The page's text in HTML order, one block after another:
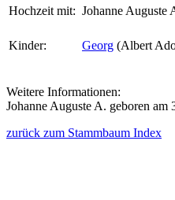
Hochzeit mit: Johanne Auguste
Kinder: Georg (Albert
Weitere Informationen:
Johanne Auguste A. geboren am
zurück zum Stammbaum Index